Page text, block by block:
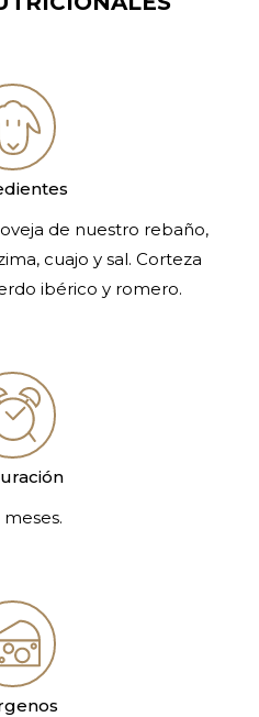
de nuestro rebaño,
cuajo y sal. Corteza
ibérico y romero.
meses.